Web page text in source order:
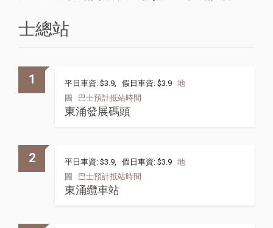
士總站
1 平日車資: $3.9, 假日車資: $3.9 地
圖
巴士預計抵站時間
東涌發展碼頭
2 平日車資: $3.9, 假日車資: $3.9 地
圖
巴士預計抵站時間
東涌纜車站